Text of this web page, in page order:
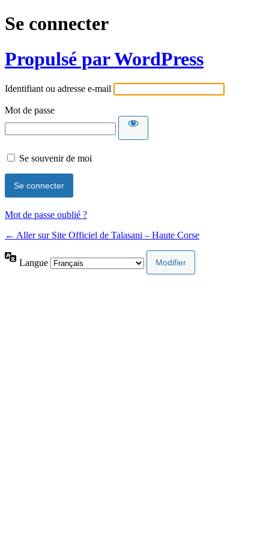
Se connecter
Propulsé par WordPress
Identifiant ou adresse e-mail
Mot de passe
Se souvenir de moi
Mot de passe oublié ?
← Aller sur Site Officiel de Talasani – Haute Corse
Langue